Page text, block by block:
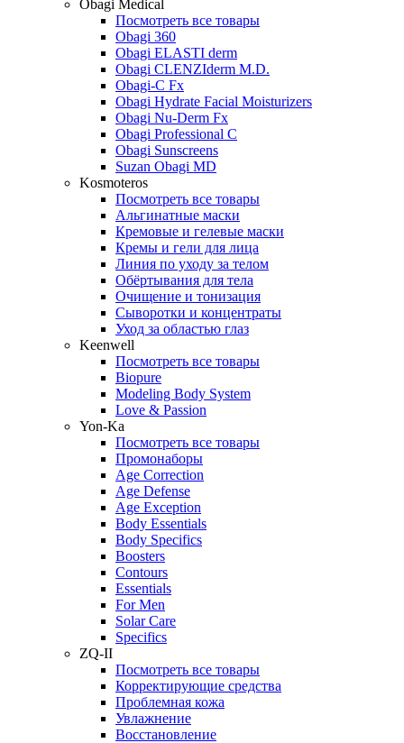
Obagi Medical
Посмотреть все товары
Obagi 360
Obagi ELASTI derm
Obagi CLENZIderm M.D.
Obagi-C Fx
Obagi Hydrate Facial Moisturizers
Obagi Nu-Derm Fx
Obagi Professional C
Obagi Sunscreens
Suzan Obagi MD
Kosmoteros
Посмотреть все товары
Альгинатные маски
Кремовые и гелевые маски
Кремы и гели для лица
Линия по уходу за телом
Обёртывания для тела
Очищение и тонизация
Сыворотки и концентраты
Уход за областью глаз
Keenwell
Посмотреть все товары
Biopure
Modeling Body System
Love & Passion
Yon-Ka
Посмотреть все товары
Промонаборы
Age Correction
Age Defense
Age Exception
Body Essentials
Body Specifics
Boosters
Contours
Essentials
For Men
Solar Care
Specifics
ZQ-II
Посмотреть все товары
Корректирующие средства
Проблемная кожа
Увлажнение
Восстановление